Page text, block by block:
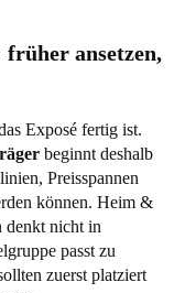
ansetzen,
Exposé fertig ist.
beginnt deshalb
Preisspannen
können. Heim &
denkt nicht in
passt zu
zuerst platziert